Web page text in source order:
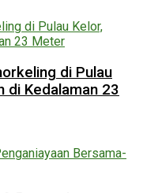
di Pulau
di Kedalaman 23